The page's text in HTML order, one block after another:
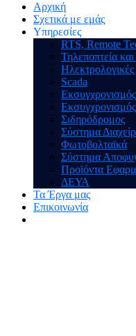
Αρχική
Σχετικά με εμάς
Υπηρεσίες
RTS, Remote
Τηλεποπτεία
Scada
Σιδηρόδρομος
Σύστημα
Φωτοβολταϊκά
Σύστημα
Προϊόντα
ΔΕΥΑ
Τα Έργα μας
Επικοινωνία